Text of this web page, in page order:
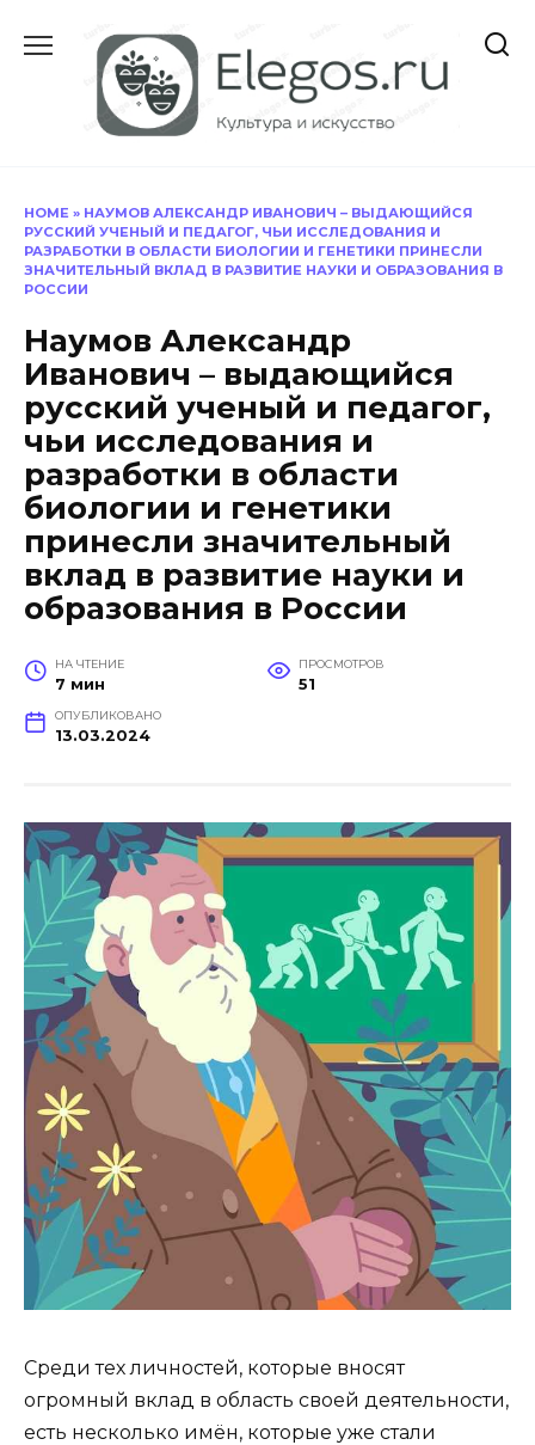
содержанию
HOME » НАУМОВ АЛЕКСАНДР ИВАНОВИЧ – ВЫДАЮЩИЙСЯ
РУССКИЙ УЧЕНЫЙ И ПЕДАГОГ, ЧЬИ ИССЛЕДОВАНИЯ И
РАЗРАБОТКИ В ОБЛАСТИ БИОЛОГИИ И ГЕНЕТИКИ ПРИНЕСЛИ
ЗНАЧИТЕЛЬНЫЙ ВКЛАД В РАЗВИТИЕ НАУКИ И ОБРАЗОВАНИЯ В
РОССИИ
Наумов Александр
Иванович – выдающийся
русский ученый и педагог,
чьи исследования и
разработки в области
биологии и генетики
принесли значительный
вклад в развитие науки и
образования в России
НА ЧТЕНИЕ
7 мин
ПРОСМОТРОВ
51
ОПУБЛИКОВАНО
13.03.2024
Среди тех личностей, которые вносят
огромный вклад в область своей деятельности,
есть несколько имён, которые уже стали